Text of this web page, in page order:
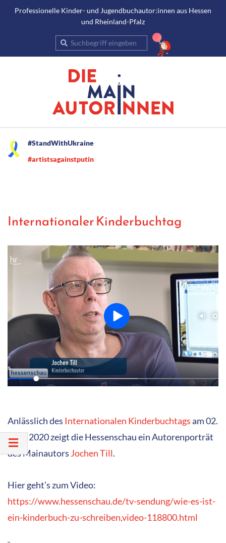
GeheProfessionelle Kinder- und Jugendbuchautor:innen aus Hessen
und Rheinland-Pfalz
Suche
Navigation
#StandWithUkraine
#artistsagainstputin
Internationaler Kinderbuchtag
Anlässlich des Internationalen Kinderbuchtagsam 02.
April 2020 zeigt die Hessenschau ein Autorenporträt
des Mainautors Jochen Till.
Hier geht’s zum Video:
https://www.hessenschau.de/tv-sendung/wie-es-ist-
ein-kinderbuch-zu-schreiben,video-118800.html